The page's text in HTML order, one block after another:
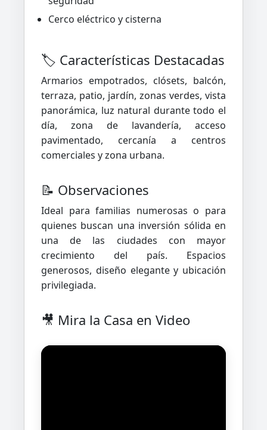
Cerco eléctrico y cisterna
🏷️ Características Destacadas
Armarios empotrados, clósets, balcón,
terraza, patio, jardín, zonas verdes, vista
panorámica, luz natural durante todo el
día, zona de lavandería, acceso
pavimentado, cercanía a centros
comerciales y zona urbana.
📝 Observaciones
Ideal para familias numerosas o para
quienes buscan una inversión sólida en
una de las ciudades con mayor
crecimiento del país. Espacios
generosos, diseño elegante y ubicación
privilegiada.
🎥 Mira la Casa en Video